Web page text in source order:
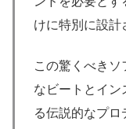
けに特別に設計
この驚くべきソ
なビートとイン
る伝説的なプロ